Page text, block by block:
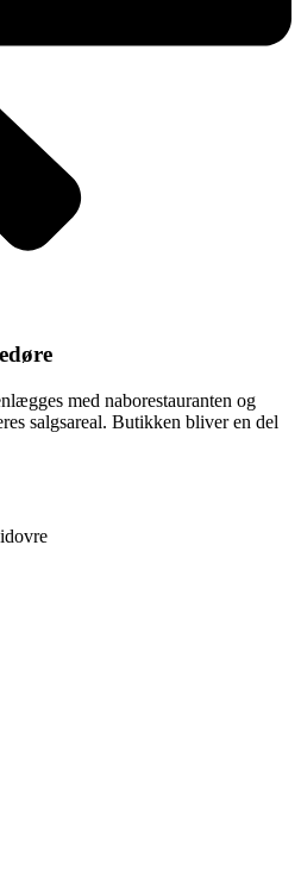
med naborestauranten og
salgsareal. Butikken bliver en del